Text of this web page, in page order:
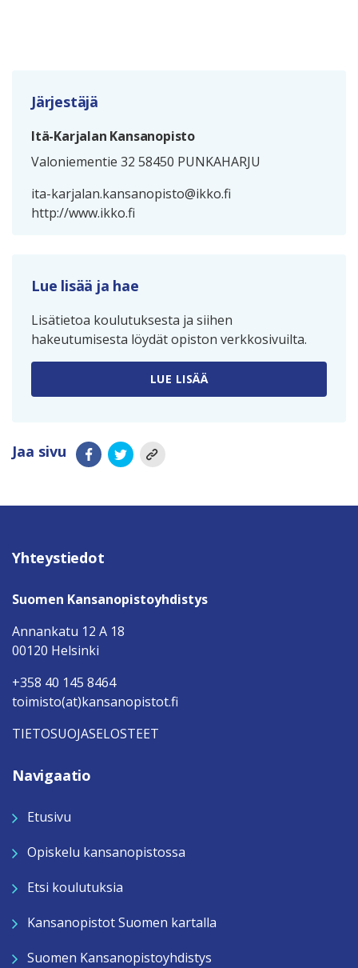
Järjestäjä
Itä-Karjalan Kansanopisto
Valoniementie 32 58450 PUNKAHARJU
ita-karjalan.kansanopisto@ikko.fi
http://www.ikko.fi
Lue lisää ja hae
Lisätietoa koulutuksesta ja siihen
hakeutumisesta löydät opiston verkkosivuilta.
LUE LISÄÄ
Jaa sivu
Yhteystiedot
Suomen Kansanopistoyhdistys
Annankatu 12 A 18
00120 Helsinki
+358 40 145 8464
toimisto(at)kansanopistot.fi
TIETOSUOJASELOSTEET
Navigaatio
Etusivu
Opiskelu kansanopistossa
Etsi koulutuksia
Kansanopistot Suomen kartalla
Suomen Kansanopistoyhdistys